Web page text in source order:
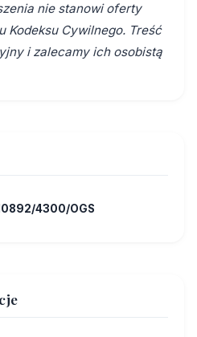
nie stanowi oferty
Kodeksu Cywilnego. Treść
i zalecamy ich osobistą
4300/OGS